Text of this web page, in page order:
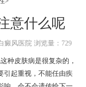
意什么呢
癜风医院 浏览量：729
种皮肤病是很复杂的，
引起重视，不能任由疾